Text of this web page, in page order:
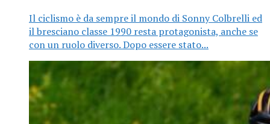
Il ciclismo è da sempre il mondo di Sonny Colbrelli ed
il bresciano classe 1990 resta protagonista, anche se
con un ruolo diverso. Dopo essere stato...